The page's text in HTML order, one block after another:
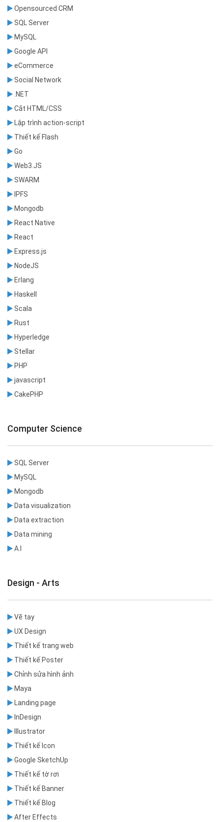
Opensourced CRM
SQL Server
MySQL
Google API
eCommerce
Social Network
.NET
Cắt HTML/CSS
Lập trình action-script
Thiết kế Flash
Go
Web3.JS
SWARM
IPFS
Mongodb
React Native
React
Express.js
NodeJS
Erlang
Haskell
Scala
Rust
Hyperledge
Stellar
PHP
javascript
CakePHP
Computer Science
SQL Server
MySQL
Mongodb
Data visualization
Data extraction
Data mining
A.I
Design - Arts
Vẽ tay
UX Design
Thiết kế trang web
Thiết kế Poster
Chỉnh sửa hình ảnh
Maya
Landing page
InDesign
Illustrator
Thiết kế Icon
Google SketchUp
Thiết kế tờ rơi
Thiết kế Banner
Thiết kế Blog
After Effects